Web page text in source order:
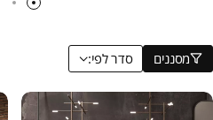
מסננים סדר לפי: